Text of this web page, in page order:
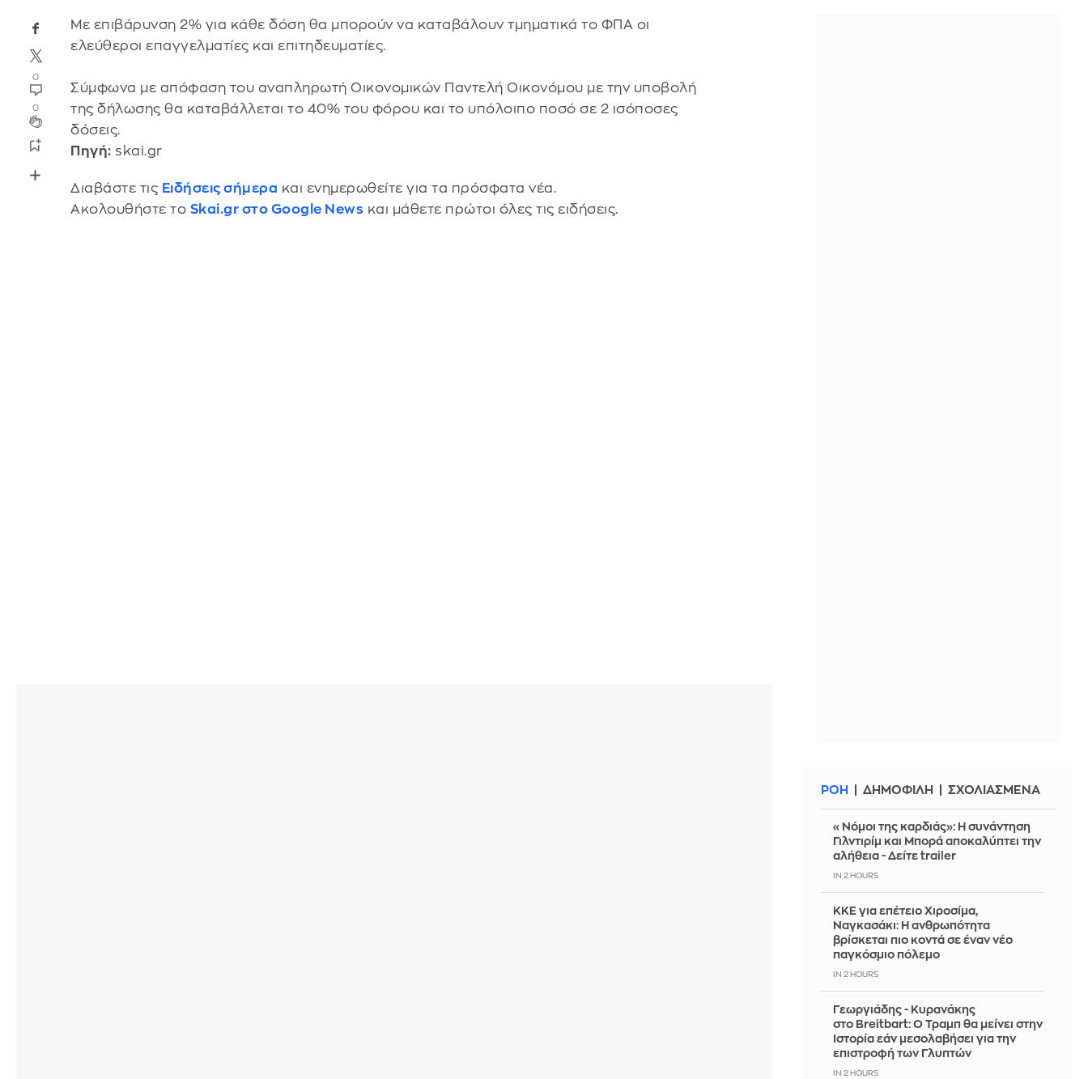
0
0
Με επιβάρυνση 2% για κάθε δόση θα μπορούν να καταβάλουν τμηματικά το ΦΠΑ οι
ελεύθεροι επαγγελματίες και επιτηδευματίες.
Σύμφωνα με απόφαση του αναπληρωτή Οικονομικών Παντελή Οικονόμου με την υποβολή
της δήλωσης θα καταβάλλεται το 40% του φόρου και το υπόλοιπο ποσό σε 2 ισόποσες
δόσεις.
Πηγή: skai.gr
Διαβάστε τις Ειδήσεις σήμερα και ενημερωθείτε για τα πρόσφατα νέα.
Ακολουθήστε το Skai.gr στο Google News και μάθετε πρώτοι όλες τις ειδήσεις.
ΡΟΗ ΔΗΜΟΦΙΛΗ ΣΧΟΛΙΑΣΜΕΝΑ
«Νόμοι της καρδιάς»: Η συνάντηση
Γιλντιρίμ και Μπορά αποκαλύπτει την
αλήθεια - Δείτε trailer
IN 2 HOURS
ΚΚΕ για επέτειο Χιροσίμα,
Ναγκασάκι: Η ανθρωπότητα
βρίσκεται πιο κοντά σε έναν νέο
παγκόσμιο πόλεμο
IN 2 HOURS
Γεωργιάδης - Κυρανάκης
στο Breitbart: Ο Τραμπ θα μείνει στην
Ιστορία εάν μεσολαβήσει για την
επιστροφή των Γλυπτών
IN 2 HOURS